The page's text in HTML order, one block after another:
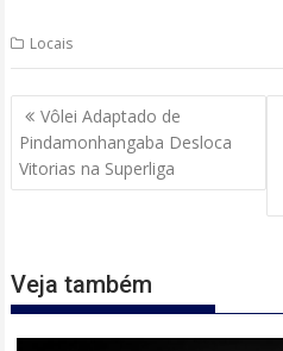
Locais
Navegação
de
Post
Vôlei Adaptado de
Pindamonhangaba Desloca
Vitorias na Superliga
Veja também